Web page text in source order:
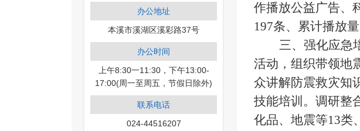
办公地址
本溪市溪湖区溪彩路37号
办公时间
上午8:30一11:30，下午13:00-
17:00(周一至周五，节假日除外)
联系电话
024-44516207
作播放公益广告、
197条、累计播放
三、强化应急
活动，组织带领地
众讲解防震救灾知
技能培训。调研整
化品、地震等13类